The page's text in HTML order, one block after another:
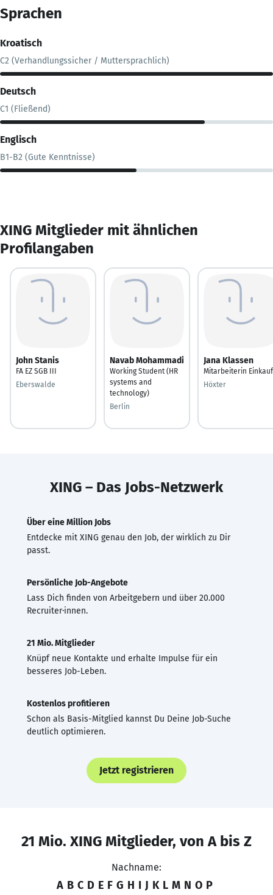
Sprachen
Kroatisch
C2 (Verhandlungssicher / Muttersprachlich)
Deutsch
C1 (Fließend)
Englisch
B1-B2 (Gute Kenntnisse)
XING Mitglieder mit ähnlichen
Profilangaben
John Stanis
FA EZ SGB III
Eberswalde
Navab Mohammadi
Working Student (HR
systems and
technology)
Berlin
Jana Klassen
Mitarbeiterin Einkauf
Höxter
XING – Das Jobs-Netzwerk
Über eine Million Jobs
Entdecke mit XING genau den Job, der wirklich zu Dir
passt.
Persönliche Job-Angebote
Lass Dich finden von Arbeitgebern und über 20.000
Recruiter·innen.
21 Mio. Mitglieder
Knüpf neue Kontakte und erhalte Impulse für ein
besseres Job-Leben.
Kostenlos profitieren
Schon als Basis-Mitglied kannst Du Deine Job-Suche
deutlich optimieren.
Jetzt registrieren
21 Mio. XING Mitglieder, von A bis Z
Nachname:
A B C D E F G H I J K L M N O P